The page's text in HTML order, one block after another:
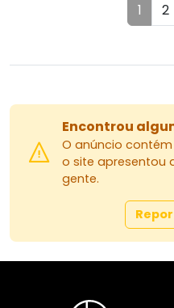
1 2
Encontrou
O anúncio
o site apresentou
gente.